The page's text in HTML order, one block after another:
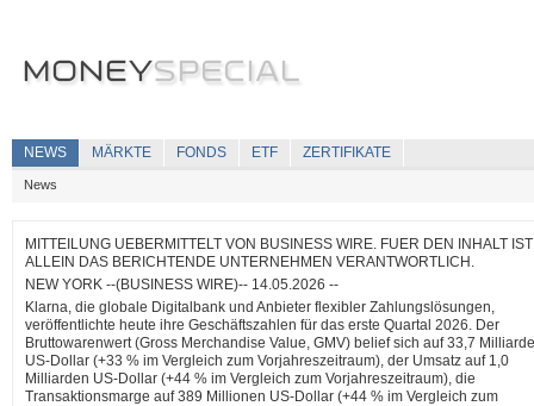
NEWS MÄRKTE FONDS ETF ZERTIFIKATE
News
MITTEILUNG UEBERMITTELT VON BUSINESS WIRE. FUER DEN INHALT IST
ALLEIN DAS BERICHTENDE UNTERNEHMEN VERANTWORTLICH.
NEW YORK --(BUSINESS WIRE)-- 14.05.2026 --
Klarna, die globale Digitalbank und Anbieter flexibler Zahlungslösungen,
veröffentlichte heute ihre Geschäftszahlen für das erste Quartal 2026. Der
Bruttowarenwert (Gross Merchandise Value, GMV) belief sich auf 33,7
US-Dollar (+33 % im Vergleich zum Vorjahreszeitraum), der Umsatz auf 1,0
Milliarden US-Dollar (+44 % im Vergleich zum Vorjahreszeitraum), die
Transaktionsmarge auf 389 Millionen US-Dollar (+44 % im Vergleich zum